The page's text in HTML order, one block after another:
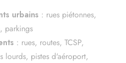
urbains : rues piétonnes,
parkings
: rues, routes, TCSP,
lourds, pistes d'aéroport,